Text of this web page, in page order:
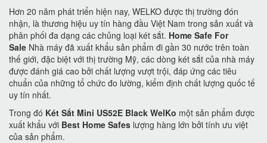
Hơn 20 năm phát triển hiện nay, WELKO được thị trường đón
nhận, là thương hiệu uy tín hàng đầu Việt Nam trong sản xuất và
phân phối đa dạng các chủng loại két sắt. Home Safe For
Sale Nhà máy đã xuất khẩu sản phẩm đi gần 30 nước trên toàn
thế giới, đặc biệt với thị trường Mỹ, các dòng két sắt của nhà máy
được đánh giá cao bởi chất lượng vượt trội, đáp ứng các tiêu
chuẩn của những tổ chức đo lường, kiểm định chất lượng quốc tế
uy tín nhất.
Trong đó Két Sắt Mini US52E Black WelKo một sản phẩm được
xuất khẩu với Best Home Safes lượng hàng lớn bởi tính ưu việt
của sản phẩm.